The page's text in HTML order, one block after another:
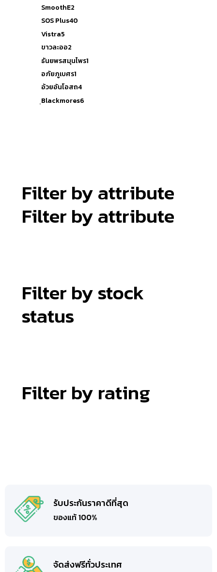
SmoothE2
SOS Plus40
Vistra5
ขาวละออ2
ธันยพรสมุนไพร1
อภัยภูเบศร1
อ้วยอันโอสถ4
ฺBlackmores6
Filter by attribute
Filter by attribute
Filter by stock
status
Filter by rating
รับประกันราคาดีที่สุด
ของแท้ 100%
จัดส่งฟรีทั่วประเทศ